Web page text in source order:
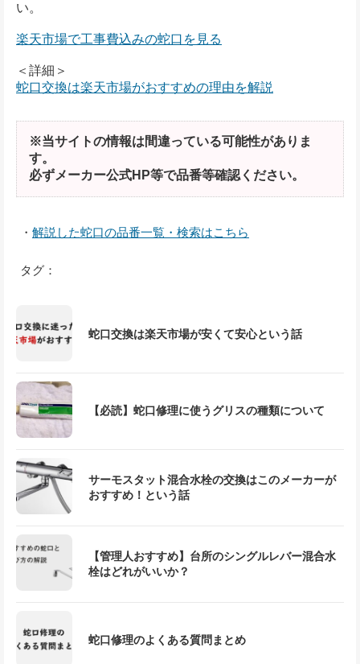
い。
楽天市場で工事費込みの蛇口を見る
＜詳細＞
蛇口交換は楽天市場がおすすめの理由を解説
※当サイトの情報は間違っている可能性がありま
す。
必ずメーカー公式HP等で品番等確認ください。
・ 解説した蛇口の品番一覧・検索はこちら
タグ：
蛇口交換は楽天市場が安くて安心という話
【必読】蛇口修理に使うグリスの種類について
サーモスタット混合水栓の交換はこのメーカーが
おすすめ！という話
【管理人おすすめ】台所のシングルレバー混合水
栓はどれがいいか？
蛇口修理のよくある質問まとめ